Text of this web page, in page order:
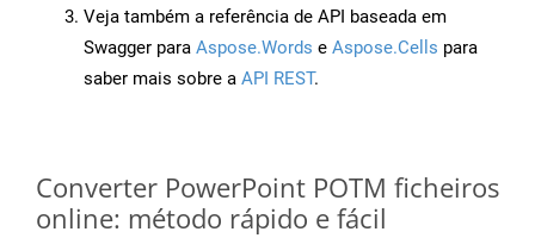
Veja também a referência de API baseada em
Swagger para Aspose.Words e Aspose.Cells para
saber mais sobre a API REST.
Converter PowerPoint POTM ficheiros
online: método rápido e fácil